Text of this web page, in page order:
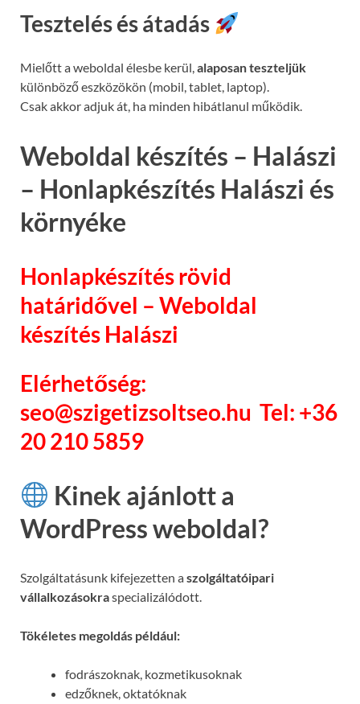
Tesztelés és átadás
Mielőtt a weboldal élesbe kerül,alaposan teszteljük
különböző eszközökön (mobil, tablet, laptop).
Csak akkor adjuk át, ha minden hibátlanul működik.
Weboldal készítés – Halászi
– Honlapkészítés Halászi és
környéke
Honlapkészítés rövid
határidővel – Weboldal
készítés Halászi
Elérhetőség:
seo@szigetizsoltseo.hu Tel: +36
20 210 5859
Kinek ajánlott a
WordPress weboldal?
Szolgáltatásunk kifejezetten aszolgáltatóipari
vállalkozásokraspecializálódott.
Tökéletes megoldás például:
fodrászoknak, kozmetikusoknak
edzőknek, oktatóknak